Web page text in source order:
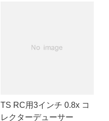
TS RC用3インチ 0.8x コ
レクターデューサー